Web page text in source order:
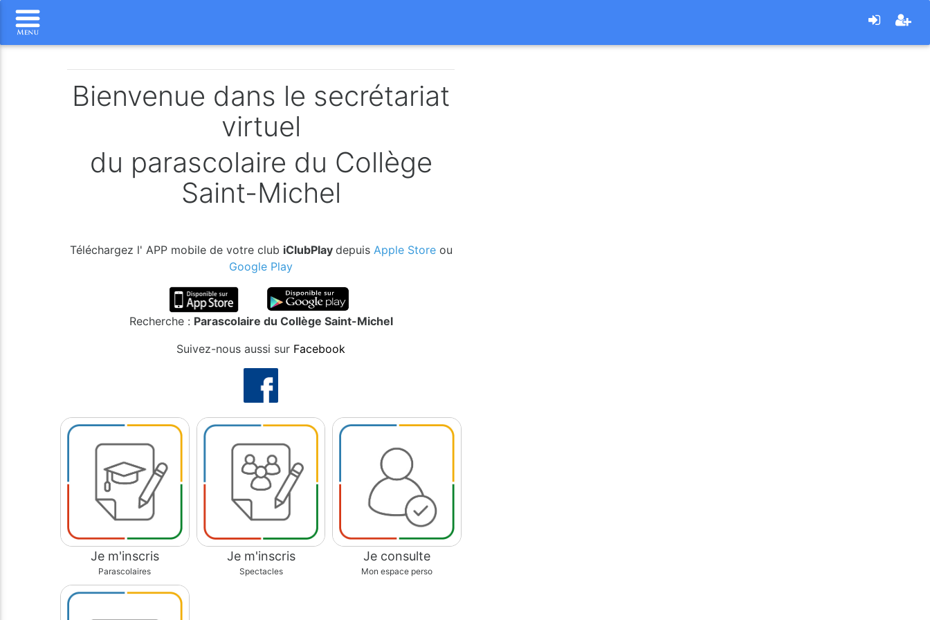
Bienvenue dans le secrétariat
virtuel
du parascolaire du Collège
Saint-Michel
Téléchargez l' APP mobile de votre club iClubPlay depuis Apple Storeou
Google Play
Recherche : Parascolaire du Collège Saint-Michel
Suivez-nous aussi sur Facebook
Je m'inscris
Parascolaires
Je m'inscris
Spectacles
Je consulte
Mon espace perso